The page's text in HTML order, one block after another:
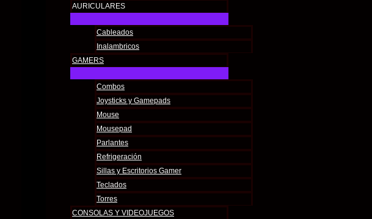
AURICULARES
Cableados
Inalambricos
GAMERS
Combos
Joysticks y Gamepads
Mouse
Mousepad
Parlantes
Refrigeración
Sillas y Escritorios Gamer
Teclados
Torres
CONSOLAS Y VIDEOJUEGOS